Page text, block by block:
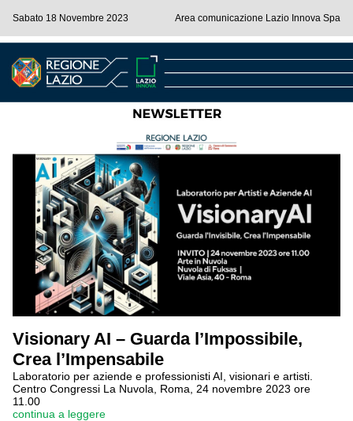
Sabato 18 Novembre 2023 Area comunicazione Lazio Innova Spa
Visionary AI – Guarda l’Impossibile,
Crea l’Impensabile
Laboratorio per aziende e professionisti AI, visionari e artisti.
Centro Congressi La Nuvola, Roma, 24 novembre 2023 ore
11.00
continua a leggere